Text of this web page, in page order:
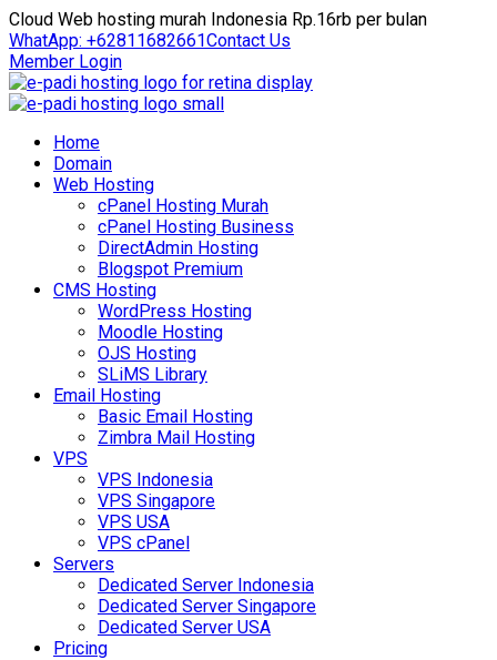
Cloud Web hosting murah Indonesia Rp.16rb per bulan
WhatApp: +62811682661Contact Us
Member Login
Home
Domain
Web Hosting
cPanel Hosting Murah
cPanel Hosting Business
DirectAdmin Hosting
Blogspot Premium
CMS Hosting
WordPress Hosting
Moodle Hosting
OJS Hosting
SLiMS Library
Email Hosting
Basic Email Hosting
Zimbra Mail Hosting
VPS
VPS Indonesia
VPS Singapore
VPS USA
VPS cPanel
Servers
Dedicated Server Indonesia
Dedicated Server Singapore
Dedicated Server USA
Pricing